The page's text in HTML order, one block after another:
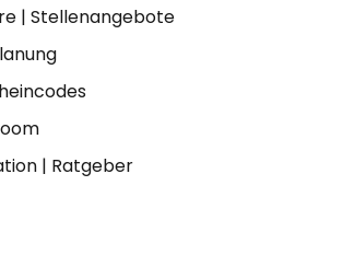
| Stellenangebote
| Ratgeber